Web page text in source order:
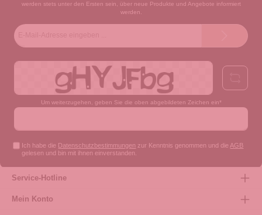
werden stets unter den Ersten sein, über neue Produkte und Angebote informiert
werden.
Um weiterzugehen, geben Sie die oben abgebildeten Zeichen ein*
Ich habe die Datenschutzbestimmungen zur Kenntnis genommen und die AGB
gelesen und bin mit ihnen einverstanden.
Service-Hotline
Mein Konto